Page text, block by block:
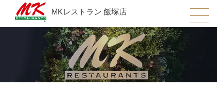
MKレストラン 飯塚店